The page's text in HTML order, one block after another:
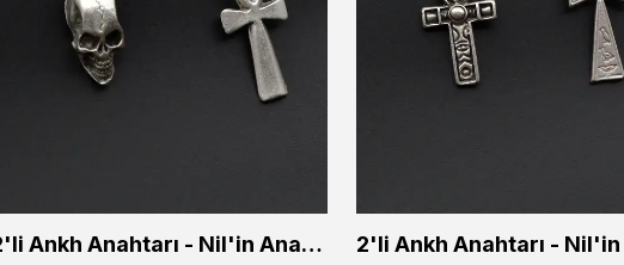
2'li Ankh Anahtarı - Nil'in Anahtarı - Kuru Kafa Erkek Kadın Kolye Seti